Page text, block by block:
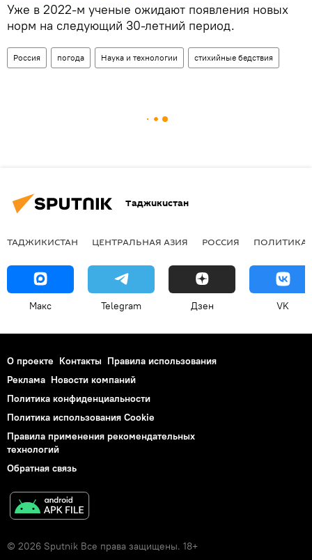
Уже в 2022-м ученые ожидают появления новых
норм на следующий 30-летний период.
Россия погода Наука и технологии стихийные бедствия
Таджикистан
ТАДЖИКИСТАН ЦЕНТРАЛЬНАЯ АЗИЯ РОССИЯ ПОЛИТИКА
Макс Telegram Дзен VK
О проекте Контакты Правила использования
Реклама Новости компаний
Политика конфиденциальности
Политика использования Cookie
Правила применения рекомендательных
технологий
Обратная связь
© 2026 Sputnik Все права защищены. 18+